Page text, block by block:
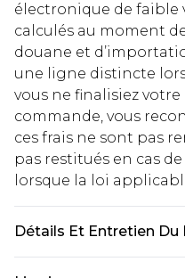
électronique de faible
calculés au moment
douane et
une ligne distincte
vous ne finalisiez
commande, vous
ces frais ne sont pas
pas restitués en cas
lorsque la loi
Détails Et Entretien Du